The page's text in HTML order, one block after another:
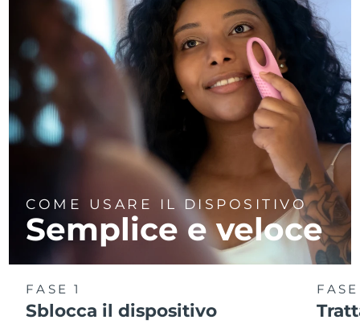
COME USARE IL DISPOSITIVO
Semplice e veloce
FASE 1
Sblocca il dispositivo